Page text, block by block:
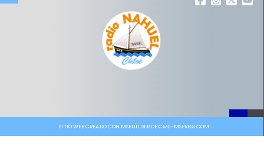
SITIO WEB CREADO CON MSBUILDER DE CMS-MSPRESS.COM